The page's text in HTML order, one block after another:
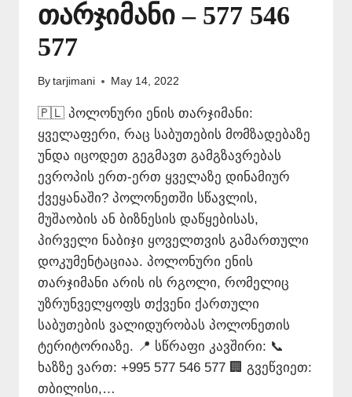
თარჯიმანი – 577 546
577
By tarjimani May 14, 2022
🇵🇱 პოლონური ენის თარჯიმანი:
ყველაფერი, რაც საბუთების მომზადებაზე
უნდა იცოდეთ გეგმავთ გამგზავრებას
ევროპის ერთ-ერთ ყველაზე დინამიურ
ქვეყანაში? პოლონეთში სწავლის,
მუშაობის ან ბიზნესის დაწყებისას,
პირველი ნაბიჯი ყოველთვის გამართული
დოკუმენტაციაა. პოლონური ენის
თარჯიმანი არის ის რგოლი, რომელიც
უზრუნველყოფს თქვენი ქართული
საბუთების ვალიდურობას პოლონეთის
ტერიტორიაზე. 📍 სწრაფი კავშირი: 📞
ხაზზე ვართ: +995 577 546 577 🏢 გვეწვიეთ:
თბილისი,…